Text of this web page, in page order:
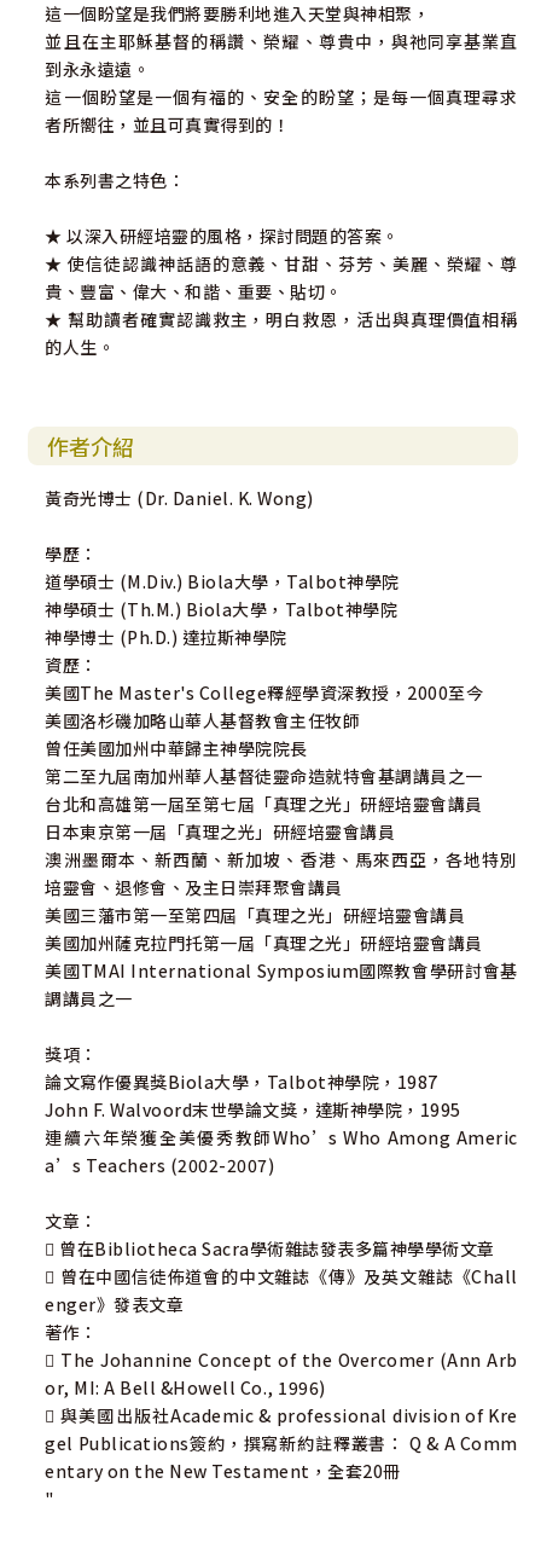
這一個盼望是我們將要勝利地進入天堂與神相聚，
並且在主耶穌基督的稱讚、榮耀、尊貴中，與祂同享基業直
到永永遠遠。
這一個盼望是一個有福的、安全的盼望；是每一個真理尋求
者所嚮往，並且可真實得到的！
本系列書之特色：
★ 以深入研經培靈的風格，探討問題的答案。
★ 使信徒認識神話語的意義、甘甜、芬芳、美麗、榮耀、尊
貴、豐富、偉大、和諧、重要、貼切。
★ 幫助讀者確實認識救主，明白救恩，活出與真理價值相稱
的人生。
作者介紹
黃奇光博士 (Dr. Daniel. K. Wong)
學歷：
道學碩士 (M.Div.) Biola大學，Talbot神學院
神學碩士 (Th.M.) Biola大學，Talbot神學院
神學博士 (Ph.D.) 達拉斯神學院
資歷：
美國The Master's College釋經學資深教授，2000至今
美國洛杉磯加略山華人基督教會主任牧師
曾任美國加州中華歸主神學院院長
第二至九屆南加州華人基督徒靈命造就特會基調講員之一
台北和高雄第一屆至第七屆「真理之光」研經培靈會講員
日本東京第一屆「真理之光」研經培靈會講員
澳洲墨爾本、新西蘭、新加坡、香港、馬來西亞，各地特別
培靈會、退修會、及主日崇拜聚會講員
美國三藩市第一至第四屆「真理之光」研經培靈會講員
美國加州薩克拉門托第一屆「真理之光」研經培靈會講員
美國TMAI International Symposium國際教會學研討會基
調講員之一
獎項：
論文寫作優異獎Biola大學，Talbot神學院，1987
John F. Walvoord末世學論文獎，達斯神學院，1995
連續六年榮獲全美優秀教師Who’s Who Among Americ
a’s Teachers (2002-2007)
文章：
 曾在Bibliotheca Sacra學術雜誌發表多篇神學學術文章
 曾在中國信徒佈道會的中文雜誌《傳》及英文雜誌《Chall
enger》發表文章
著作：
 The Johannine Concept of the Overcomer (Ann Arb
or, MI: A Bell &Howell Co., 1996)
 與美國出版社Academic & professional division of Kre
gel Publications簽約，撰寫新約註釋叢書： Q & A Comm
entary on the New Testament，全套20冊
"